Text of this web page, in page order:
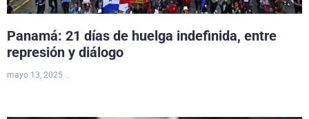
Panamá: 21 días de huelga indefinida, entre
represión y diálogo
mayo 13, 2025